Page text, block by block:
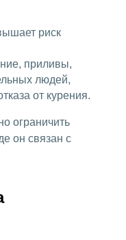
риск
приливы,
людей,
от курения.
ограничить
он связан с